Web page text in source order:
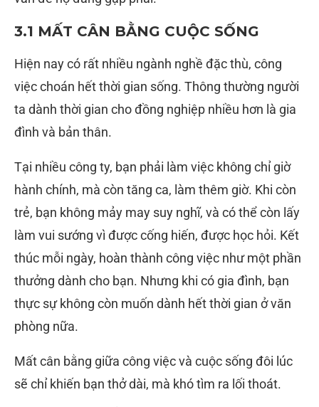
3.1 MẤT CÂN BẰNG CUỘC SỐNG
Hiện nay có rất nhiều ngành nghề đặc thù, công
việc choán hết thời gian sống. Thông thường người
ta dành thời gian cho đồng nghiệp nhiều hơn là gia
đình và bản thân.
Tại nhiều công ty, bạn phải làm việc không chỉ giờ
hành chính, mà còn tăng ca, làm thêm giờ. Khi còn
trẻ, bạn không mảy may suy nghĩ, và có thể còn lấy
làm vui sướng vì được cống hiến, được học hỏi. Kết
thúc mỗi ngày, hoàn thành công việc như một phần
thưởng dành cho bạn. Nhưng khi có gia đình, bạn
thực sự không còn muốn dành hết thời gian ở văn
phòng nữa.
Mất cân bằng giữa công việc và cuộc sống đôi lúc
sẽ chỉ khiến bạn thở dài, mà khó tìm ra lối thoát.